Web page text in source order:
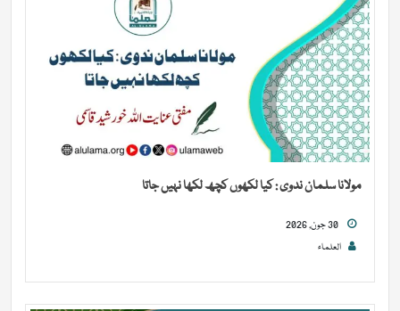
مولانا سلمان ندوی : کیا لکھوں کچھ لکھا نہیں جاتا
العلماء